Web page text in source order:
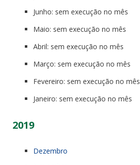
Junho: sem execução no mês
Maio: sem execução no mês
Abril: sem execução no mês
Março: sem execução no mês
Fevereiro: sem execução no mês
Janeiro: sem execução no mês
2019
Dezembro